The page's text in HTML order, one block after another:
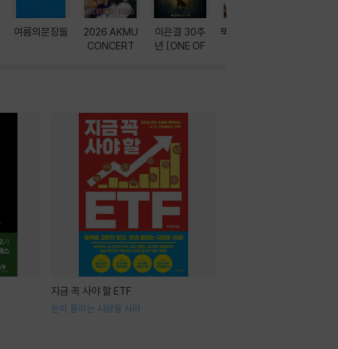
여름의문장들
2026 AKMU
CONCERT
이은결 30주
년 [ONE OF
뚝딱! AI 3대장
지금 꼭 사야 할 ETF
돈이 몰리는 시장을 사라